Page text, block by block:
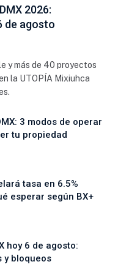
2026:
de agosto
y más de 40 proyectos
la UTOPÍA Mixiuhca
3 modos de operar
tu propiedad
tasa en 6.5%
esperar según BX+
hoy 6 de agosto:
y bloqueos